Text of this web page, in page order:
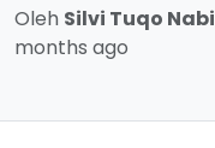
Oleh Silvi Tuqo
months ago